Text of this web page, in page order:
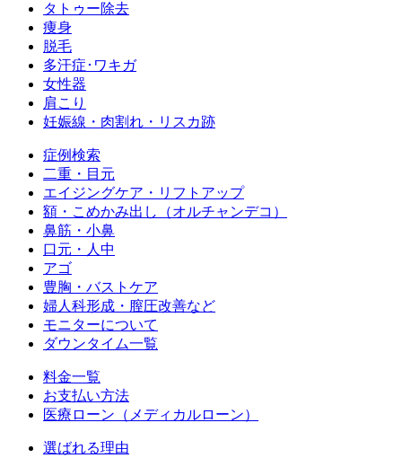
タトゥー除去
痩身
脱毛
多汗症･ワキガ
女性器
肩こり
妊娠線・肉割れ・リスカ跡
症例検索
二重・目元
エイジングケア・リフトアップ
額・こめかみ出し（オルチャンデコ）
鼻筋・小鼻
口元・人中
アゴ
豊胸・バストケア
婦人科形成・膣圧改善など
モニターについて
ダウンタイム一覧
料金一覧
お支払い方法
医療ローン（メディカルローン）
選ばれる理由